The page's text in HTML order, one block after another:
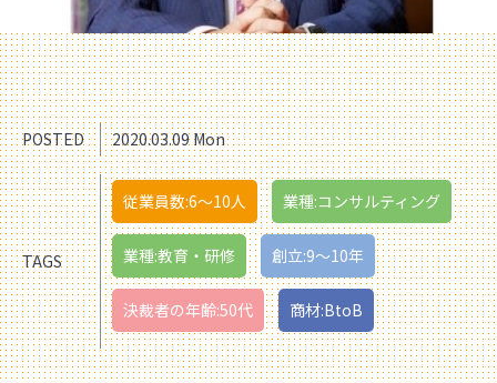
POSTED 2020.03.09 Mon
TAGS
従業員数:6～10人 業種:コンサルティング
業種:教育・研修 創立:9〜10年
決裁者の年齢:50代 商材:BtoB